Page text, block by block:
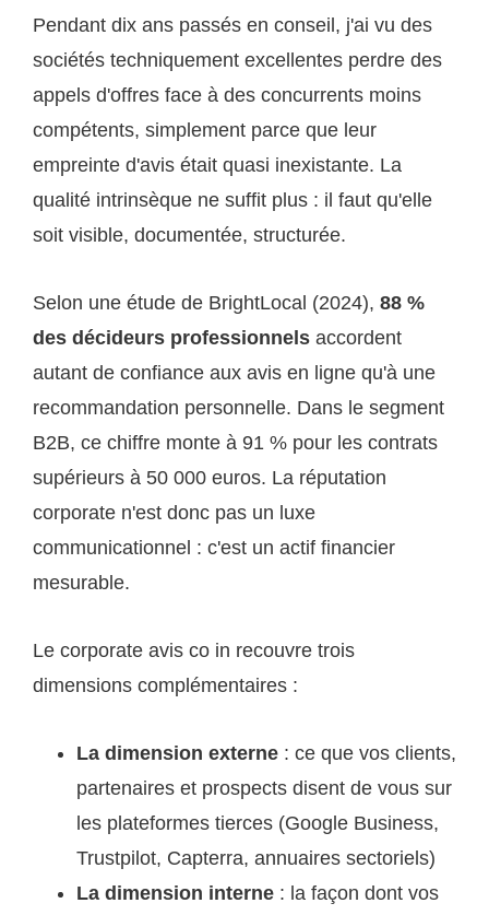
Pendant dix ans passés en conseil, j'ai vu des
sociétés techniquement excellentes perdre des
appels d'offres face à des concurrents moins
compétents, simplement parce que leur
empreinte d'avis était quasi inexistante. La
qualité intrinsèque ne suffit plus : il faut qu'elle
soit visible, documentée, structurée.
Selon une étude de BrightLocal (2024), 88 %
des décideurs professionnels accordent
autant de confiance aux avis en ligne qu'à une
recommandation personnelle. Dans le segment
B2B, ce chiffre monte à 91 % pour les contrats
supérieurs à 50 000 euros. La réputation
corporate n'est donc pas un luxe
communicationnel : c'est un actif financier
mesurable.
Le corporate avis co in recouvre trois
dimensions complémentaires :
La dimension externe : ce que vos clients,
partenaires et prospects disent de vous sur
les plateformes tierces (Google Business,
Trustpilot, Capterra, annuaires sectoriels)
La dimension interne : la façon dont vos